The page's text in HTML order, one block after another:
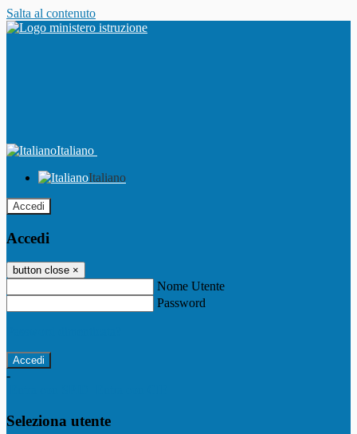
Salta al contenuto
Italiano
Italiano
Accedi
Accedi
button close ×
Nome Utente
Password
-
Seleziona utente